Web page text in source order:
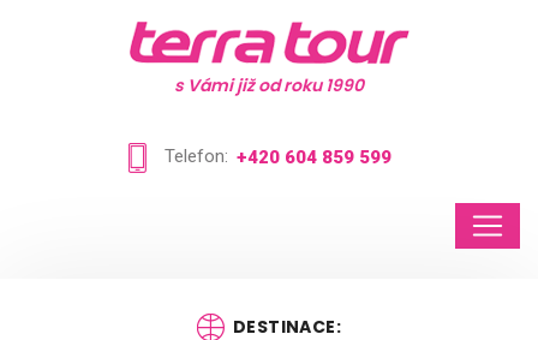
s Vámi již od roku 1990
Telefon: +420 604 859 599
DESTINACE: